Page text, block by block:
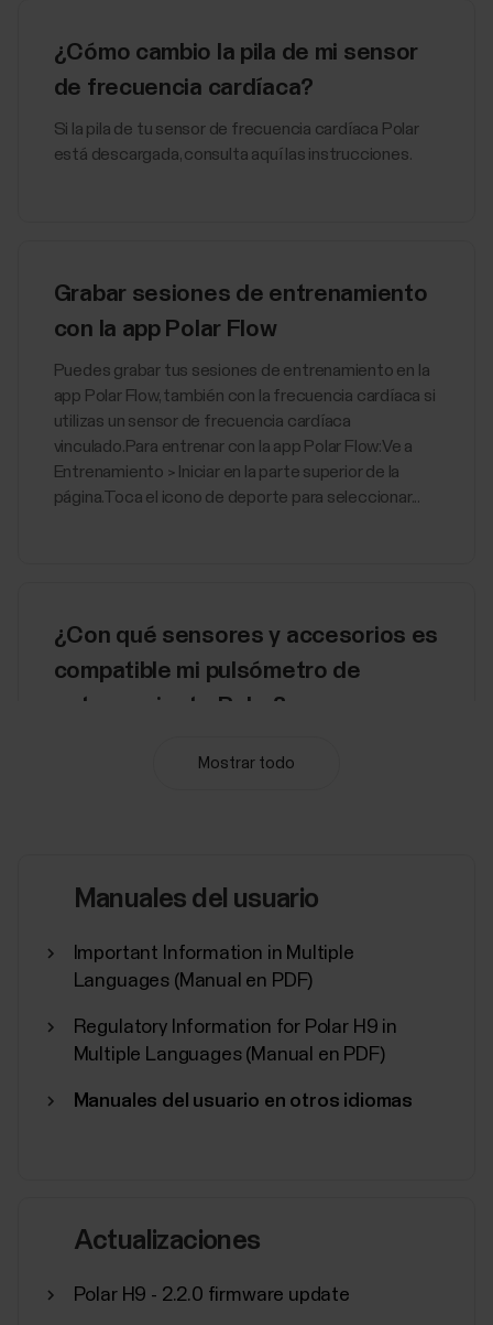
¿Cómo cambio la pila de mi sensor
de frecuencia cardíaca?
Si la pila de tu sensor de frecuencia cardíaca Polar
está descargada, consulta aquí las instrucciones.
Grabar sesiones de entrenamiento
con la app Polar Flow
Puedes grabar tus sesiones de entrenamiento en la
app Polar Flow, también con la frecuencia cardíaca si
utilizas un sensor de frecuencia cardíaca
vinculado.Para entrenar con la app Polar Flow:Ve a
Entrenamiento > Iniciar en la parte superior de la
página.Toca el icono de deporte para seleccionar...
¿Con qué sensores y accesorios es
compatible mi pulsómetro de
entrenamiento Polar?
¿Puedo cambiar la batería de mi
Consulta a continuación qué debes hacer en caso de
que sea necesario cambiar la pila de tu producto
el usuarioPuedes cambiar la pila de los siguientes
dispositivos:Sensor de frecuencia cardíaca
H10Sensor de frecuencia cardíaca H9Consulta las...
Resistencia al agua de los
La mayoría de los productos Polar se pueden llevar
Mostrar todo
Manuales del usuario
Important Information in Multiple
Languages (Manual en PDF)
Regulatory Information for Polar H9 in
Multiple Languages (Manual en PDF)
Manuales del usuario en otros idiomas
Actualizaciones
Polar H9 - 2.2.0 firmware update